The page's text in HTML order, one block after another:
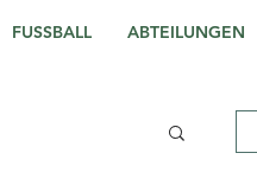
FUSSBALL ABTEILUNGEN